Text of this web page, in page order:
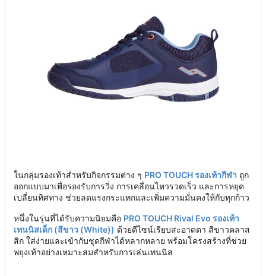
ในกลุ่มรองเท้าสำหรับกิจกรรมต่าง ๆ PRO TOUCH รองเท้ากีฬา ถูก
ออกแบบมาเพื่อรองรับการวิ่ง การเคลื่อนไหวรวดเร็ว และการหยุด
เปลี่ยนทิศทาง ช่วยลดแรงกระแทกและเพิ่มความมั่นคงให้กับทุกก้าว
หนึ่งในรุ่นที่ได้รับความนิยมคือ PRO TOUCH Rival Evo รองเท้า
เทนนิสเด็ก (สีขาว (White)) ด้วยดีไซน์เรียบสะอาดตา สีขาวคลาส
สิก ใส่ง่ายและเข้ากับชุดกีฬาได้หลากหลาย พร้อมโครงสร้างที่ช่วย
พยุงเท้าอย่างเหมาะสมสำหรับการเล่นเทนนิส